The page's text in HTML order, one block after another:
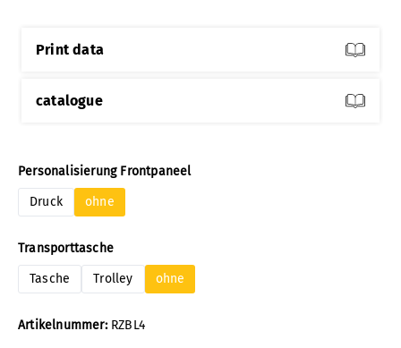
Print data
catalogue
Artikelnummer: RZBL4
Personalisierung Frontpaneelauswählen
Druck ohne
Transporttascheauswählen
Tasche Trolley ohne